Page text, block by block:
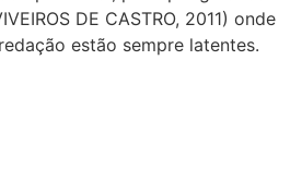
DE CASTRO, 2011) onde
estão sempre latentes.